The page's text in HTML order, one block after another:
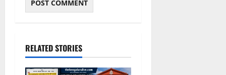
RELATED STORIES